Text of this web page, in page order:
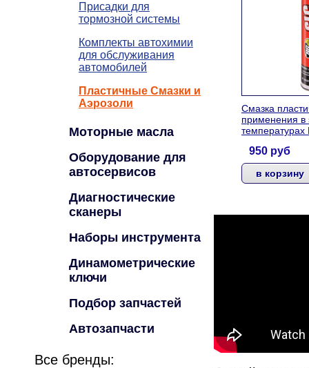
Смазка
применения в
температурах
950 руб
Присадки для
тормозной системы
Комплекты автохимии
для обслуживания
автомобилей
Пластичные Смазки и
Аэрозоли
Моторные масла
Оборудование для
автосервисов
Диагностические
сканеры
Наборы инструмента
Динамометрические
ключи
Подбор запчастей
Автозапчасти
Все бренды: